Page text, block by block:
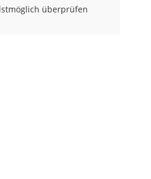
überprüfen